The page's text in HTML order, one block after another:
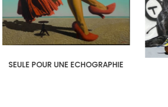
SEULE POUR UNE ECHOGRAPHIE